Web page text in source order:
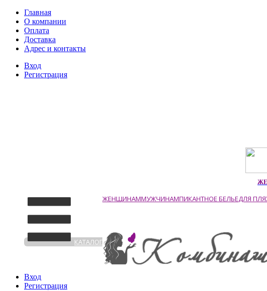
Главная
О компании
Оплата
Доставка
Адрес и контакты
Вход
Регистрация
КАТАЛОГ
ЖЕНЩИНАММУЖЧИНАМПИКАНТНОЕ БЕЛЬЕДЛЯ
Вход
Регистрация